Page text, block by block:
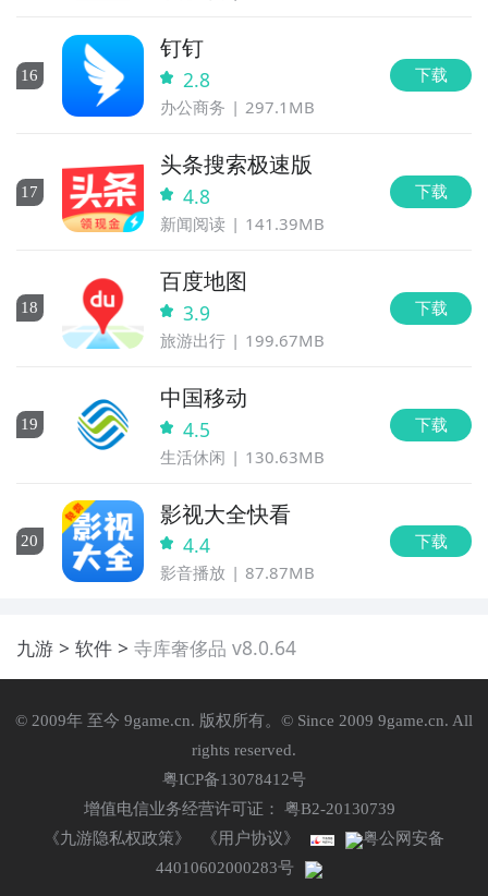
16
钉钉
2.8
办公商务 297.1MB
下载
17
头条搜索极速版
4.8
新闻阅读 141.39MB
下载
18
百度地图
3.9
旅游出行 199.67MB
下载
19
中国移动
4.5
生活休闲 130.63MB
下载
20
影视大全快看
4.4
影音播放 87.87MB
下载
九游 软件 寺库奢侈品 v8.0.64
© 2009年 至今 9game.cn. 版权所有。© Since 2009 9game.cn. All
rights reserved.
粤ICP备13078412号
增值电信业务经营许可证： 粤B2-20130739
《九游隐私权政策》
《用户协议》
粤公网安备
44010602000283号